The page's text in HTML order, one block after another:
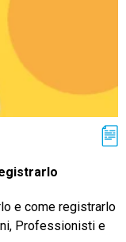
e come registrarlo
Professionisti e